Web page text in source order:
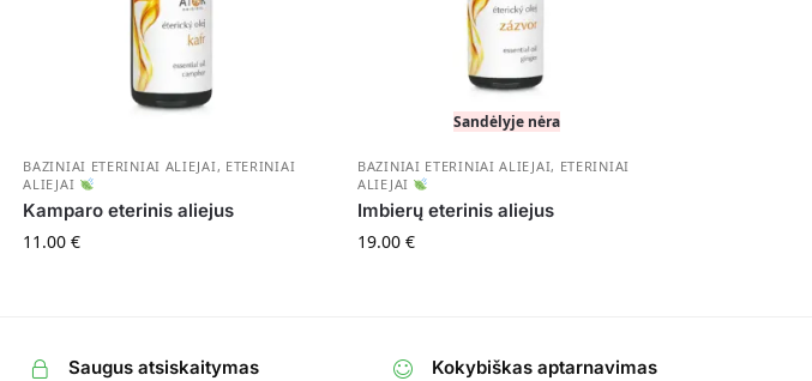
BAZINIAI ETERINIAI ALIEJAI, ETERINIAI
ALIEJAI
Kamparo eterinis aliejus
11.00€
Sandėlyje nėra
BAZINIAI ETERINIAI ALIEJAI, ETERINIAI
ALIEJAI
Imbierų eterinis aliejus
19.00€
Saugus atsiskaitymas Kokybiškas aptarnavimas